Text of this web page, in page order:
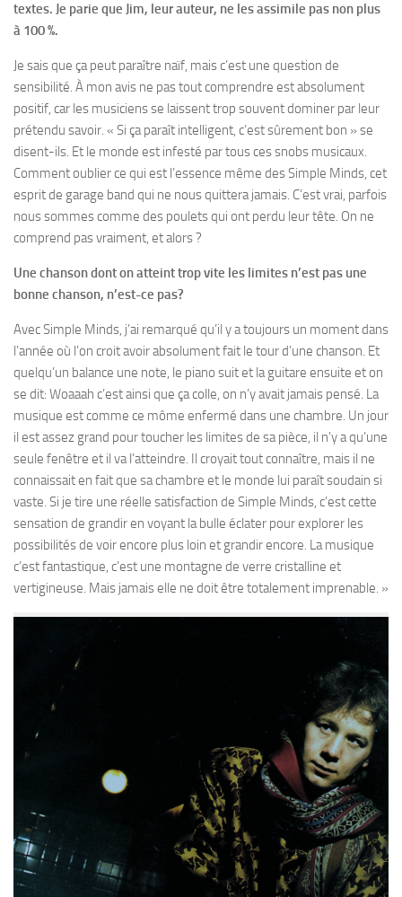
textes. Je parie que Jim, leur auteur, ne les assimile pas non plus
à 100 %.
Je sais que ça peut paraître naïf, mais c’est une question de
sensibilité. À mon avis ne pas tout comprendre est absolument
positif, car les musiciens se laissent trop souvent dominer par leur
prétendu savoir. « Si ça paraît intelligent, c’est sûrement bon » se
disent-ils. Et le monde est infesté par tous ces snobs musicaux.
Comment oublier ce qui est l’essence même des Simple Minds, cet
esprit de garage band qui ne nous quittera jamais. C’est vrai, parfois
nous sommes comme des poulets qui ont perdu leur tête. On ne
comprend pas vraiment, et alors ?
Une chanson dont on atteint trop vite les limites n’est pas une
bonne chanson, n’est-ce pas?
Avec Simple Minds, j’ai remarqué qu’il y a toujours un moment dans
l’année où l’on croit avoir absolument fait le tour d’une chanson. Et
quelqu’un balance une note, le piano suit et la guitare ensuite et on
se dit: Woaaah c’est ainsi que ça colle, on n’y avait jamais pensé. La
musique est comme ce môme enfermé dans une chambre. Un jour
il est assez grand pour toucher les limites de sa pièce, il n’y a qu’une
seule fenêtre et il va l’atteindre. Il croyait tout connaître, mais il ne
connaissait en fait que sa chambre et le monde lui paraît soudain si
vaste. Si je tire une réelle satisfaction de Simple Minds, c’est cette
sensation de grandir en voyant la bulle éclater pour explorer les
possibilités de voir encore plus loin et grandir encore. La musique
c’est fantastique, c’est une montagne de verre cristalline et
vertigineuse. Mais jamais elle ne doit être totalement imprenable. »